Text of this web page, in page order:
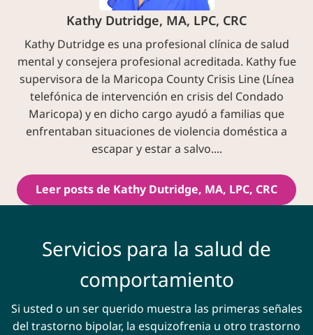
Kathy Dutridge, MA, LPC, CRC
Kathy Dutridge es una profesional clínica de salud
mental y consejera profesional acreditada. Kathy fue
supervisora de la Maricopa County Crisis Line (Línea
telefónica de intervención en crisis del Condado
Maricopa) y en dicho cargo ayudó a familias que
enfrentaban situaciones de violencia doméstica a
escapar y estar a salvo....
Leer posts de Kathy Dutridge, MA, LPC, CRC
Servicios para la salud de
comportamiento
Si usted o un ser querido muestra las primeras señales
del trastorno bipolar, la esquizofrenia u otro trastorno